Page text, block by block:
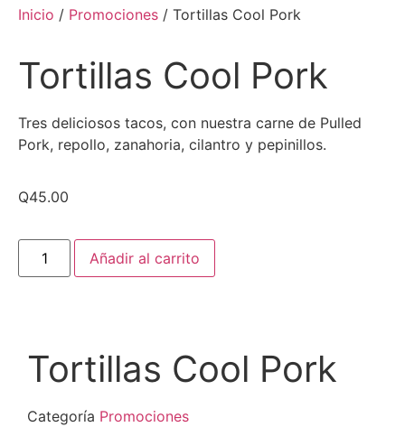
Inicio / Promociones / Tortillas Cool Pork
Tortillas Cool Pork
Tres deliciosos tacos, con nuestra carne de Pulled
Pork, repollo, zanahoria, cilantro y pepinillos.
Q45.00
Añadir al carrito
Tortillas Cool Pork
Categoría Promociones